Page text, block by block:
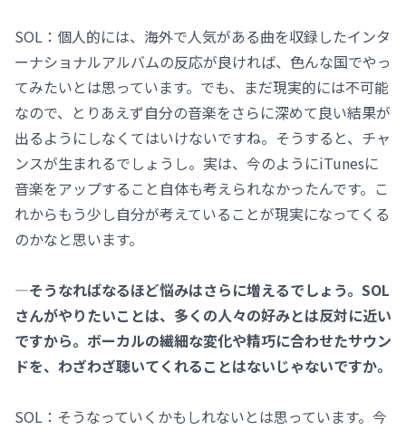
SOL：個人的には、海外で人気がある曲を収録したインタ
ーナショナルアルバムの反応が良ければ、色んな国でやっ
てみたいとは思っています。でも、まだ現実的には不可能
なので、とりあえず自分の音楽をさらに深めて良い結果が
出るようにしなくてはいけないですね。そうすると、チャ
ンスが生まれるでしょうし。実は、今のようにiTunesに
音楽をアップすること自体も考えられなかったんです。こ
れからもう少し自分が考えていることが現実になってくる
のかなと思います。
―そうなればなるほど悩みはさらに増えるでしょう。SOL
さんがやりたいことは、多くの人々の好みとは反対に近い
ですから。ボーカルの繊細な変化や精巧に合わせたサウン
ドを、わざわざ聴いてくれることはないじゃないですか。
SOL：そうなっていくかもしれないとは思っています。今